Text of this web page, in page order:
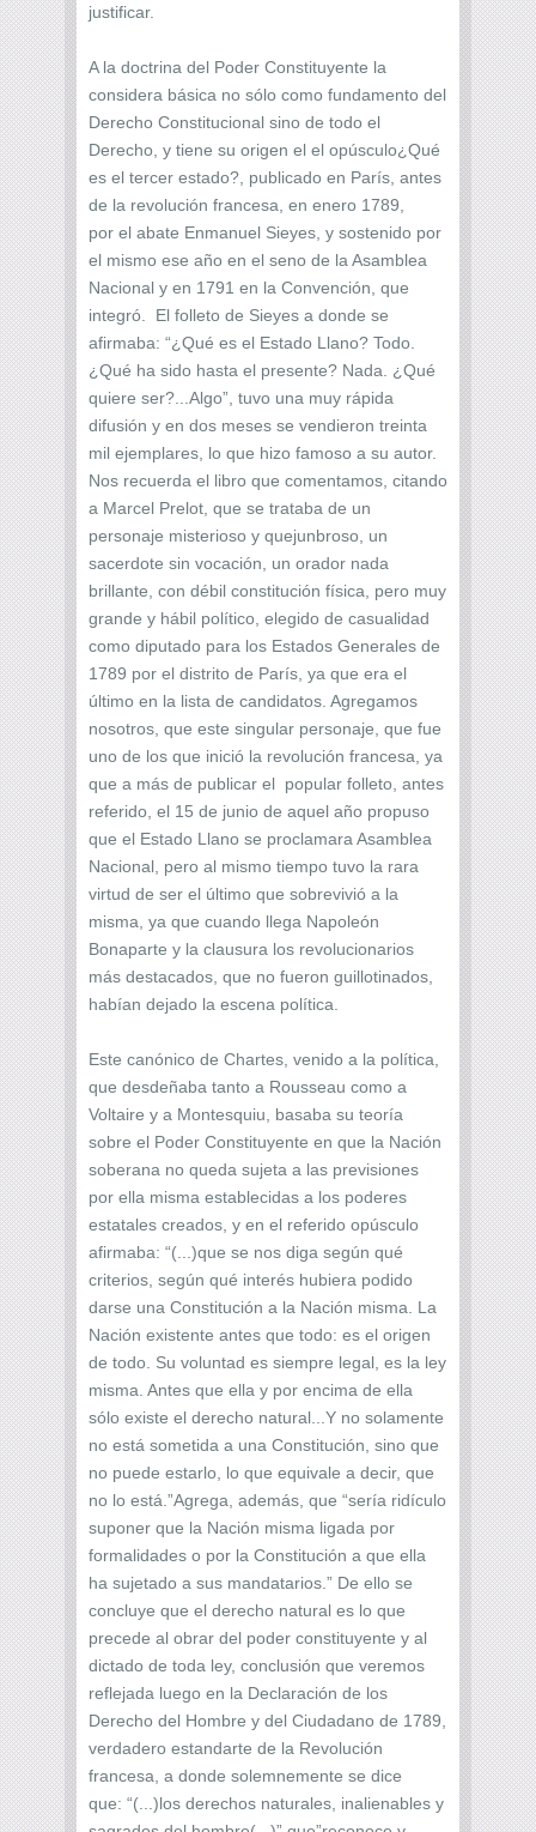
justificar.
A la doctrina del Poder Constituyente la
considera básica no sólo como fundamento del
Derecho Constitucional sino de todo el
Derecho, y tiene su origen el el opúsculo¿Qué
es el tercer estado?, publicado en París, antes
de la revolución francesa, en enero 1789,
por el abate Enmanuel Sieyes, y sostenido por
el mismo ese año en el seno de la Asamblea
Nacional y en 1791 en la Convención, que
integró. El folleto de Sieyes a donde se
afirmaba: “¿Qué es el Estado Llano? Todo.
¿Qué ha sido hasta el presente? Nada. ¿Qué
quiere ser?...Algo”, tuvo una muy rápida
difusión y en dos meses se vendieron treinta
mil ejemplares, lo que hizo famoso a su autor.
Nos recuerda el libro que comentamos, citando
a Marcel Prelot, que se trataba de un
personaje misterioso y quejunbroso, un
sacerdote sin vocación, un orador nada
brillante, con débil constitución física, pero muy
grande y hábil político, elegido de casualidad
como diputado para los Estados Generales de
1789 por el distrito de París, ya que era el
último en la lista de candidatos. Agregamos
nosotros, que este singular personaje, que fue
uno de los que inició la revolución francesa, ya
que a más de publicar el popular folleto, antes
referido, el 15 de junio de aquel año propuso
que el Estado Llano se proclamara Asamblea
Nacional, pero al mismo tiempo tuvo la rara
virtud de ser el último que sobrevivió a la
misma, ya que cuando llega Napoleón
Bonaparte y la clausura los revolucionarios
más destacados, que no fueron guillotinados,
habían dejado la escena política.
Este canónico de Chartes, venido a la política,
que desdeñaba tanto a Rousseau como a
Voltaire y a Montesquiu, basaba su teoría
sobre el Poder Constituyente en que la Nación
soberana no queda sujeta a las previsiones
por ella misma establecidas a los poderes
estatales creados, y en el referido opúsculo
afirmaba: “(...)que se nos diga según qué
criterios, según qué interés hubiera podido
darse una Constitución a la Nación misma. La
Nación existente antes que todo: es el origen
de todo. Su voluntad es siempre legal, es la ley
misma. Antes que ella y por encima de ella
sólo existe el derecho natural...Y no solamente
no está sometida a una Constitución, sino que
no puede estarlo, lo que equivale a decir, que
no lo está.”Agrega, además, que “sería ridículo
suponer que la Nación misma ligada por
formalidades o por la Constitución a que ella
ha sujetado a sus mandatarios.” De ello se
concluye que el derecho natural es lo que
precede al obrar del poder constituyente y al
dictado de toda ley, conclusión que veremos
reflejada luego en la Declaración de los
Derecho del Hombre y del Ciudadano de 1789,
verdadero estandarte de la Revolución
francesa, a donde solemnemente se dice
que: “(...)los derechos naturales, inalienables y